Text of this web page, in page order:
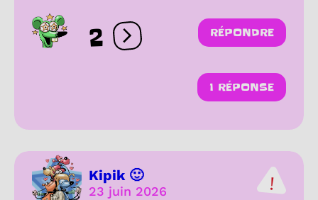
2 Ouvrir les réactions
RÉPONDRE
1 RÉPONSE
Kipik 🙂
23 juin 2026